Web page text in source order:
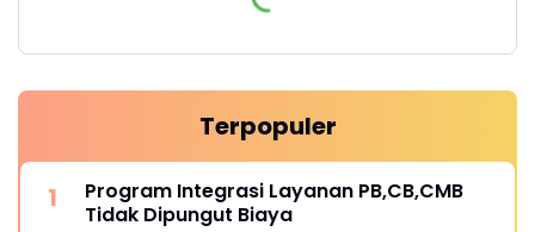
Terpopuler
Program Integrasi Layanan PB,CB,CMB
Tidak Dipungut Biaya